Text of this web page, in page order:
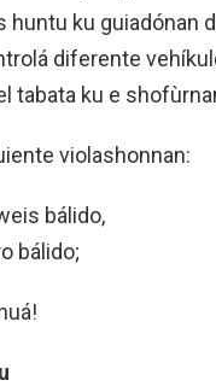
huntu ku guiadónan
diferente
tabata ku e
violashonnan:
bálido,
bálido;